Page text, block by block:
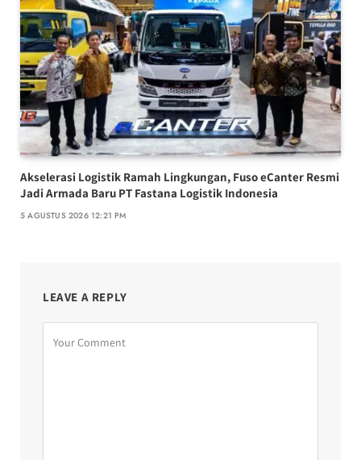
Akselerasi Logistik Ramah Lingkungan, Fuso eCanter Resmi
Jadi Armada Baru PT Fastana Logistik Indonesia
5 AGUSTUS 2026 12:21 PM
LEAVE A REPLY